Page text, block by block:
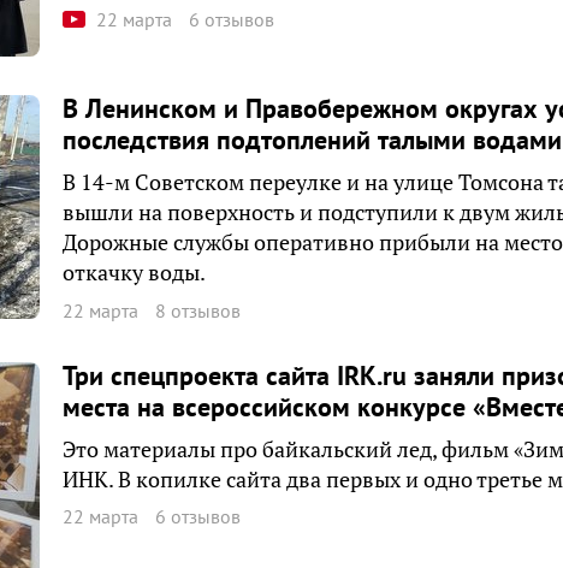
22 марта 6 отзывов
В Ленинском и Правобережном округах
последствия подтоплений талыми водами
В 14-м Советском переулке и на улице Томсона
вышли на поверхность и подступили к двум
Дорожные службы оперативно прибыли на
откачку воды.
22 марта 8 отзывов
Три спецпроекта сайта IRK.ru заняли
места на всероссийском конкурсе
Это материалы про байкальский лед, фильм
ИНК. В копилке сайта два первых и одно третье
22 марта 6 отзывов